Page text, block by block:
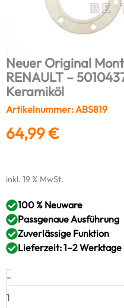
Neuer Original
RENAULT –
Keramiköl
Artikelnummer: ABS819
64,99€
inkl. 19 % MwSt.
100 % Neuware
Passgenaue Ausführung
Zuverlässige Funktion
Lieferzeit: 1–2 Werktage
-
Neuer
Original